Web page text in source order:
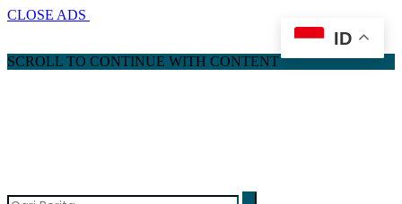
CLOSE ADS
SCROLL TO CONTINUE WITH CONTENT
ID